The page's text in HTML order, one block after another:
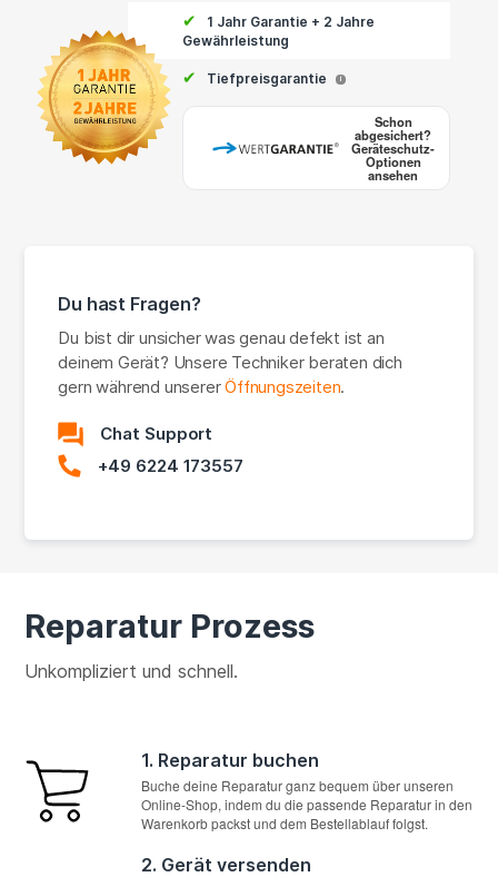
✔
1 Jahr Garantie + 2 Jahre
Gewährleistung
✔ Tiefpreisgarantie i
Schon
abgesichert?
Geräteschutz-
Optionen
ansehen
Du hast Fragen?
Du bist dir unsicher was genau defekt ist an
deinem Gerät? Unsere Techniker beraten dich
gern während unsererÖffnungszeiten.
Chat Support
+49 6224 173557
Reparatur Prozess
Unkompliziert und schnell.
1. Reparatur buchen
Buche deine Reparatur ganz bequem über unseren
Online-Shop, indem du die passende Reparatur in den
Warenkorb packst und dem Bestellablauf folgst.
2. Gerät versenden